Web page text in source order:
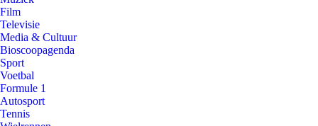
Film
Televisie
Media & Cultuur
Bioscoopagenda
Sport
Voetbal
Formule 1
Autosport
Tennis